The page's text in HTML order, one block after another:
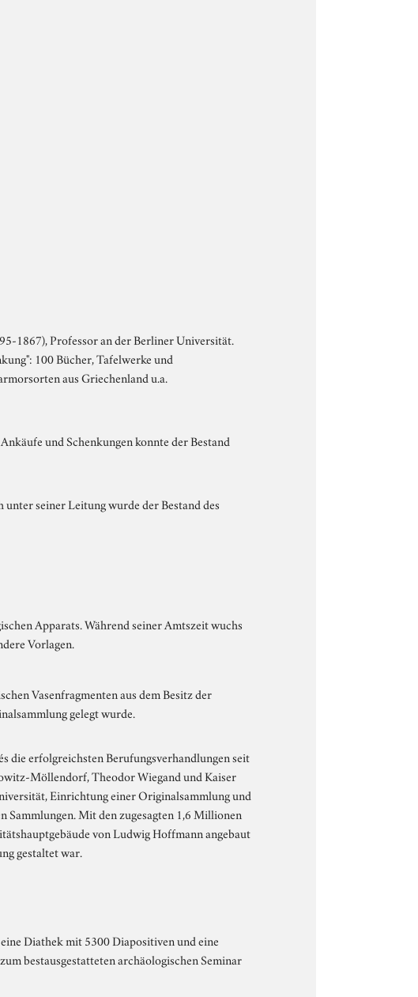
1867), Professor an der Berliner Universität.
100 Bücher, Tafelwerke und
aus Griechenland u.a.
und Schenkungen konnte der Bestand
seiner Leitung wurde der Bestand des
Apparats. Während seiner Amtszeit wuchs
Vorlagen.
Vasenfragmenten aus dem Besitz der
gelegt wurde.
die erfolgreichsten Berufungsverhandlungen seit
Möllendorf, Theodor Wiegand und Kaiser
Einrichtung einer Originalsammlung und
Sammlungen. Mit den zugesagten 1,6 Millionen
von Ludwig Hoffmann angebaut
gestaltet war.
Diathek mit 5300 Diapositiven und eine
bestausgestatteten archäologischen Seminar